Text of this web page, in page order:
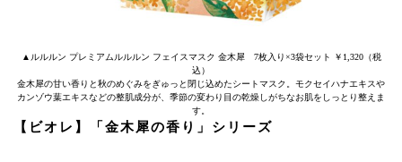
▲ルルルン プレミアムルルルン フェイスマスク 金木犀 7枚入り×3袋セット ￥1,320（税
込）
金木犀の甘い香りと秋のめぐみをぎゅっと閉じ込めたシートマスク。モクセイハナエキスや
カンゾウ葉エキスなどの整肌成分が、季節の変わり目の乾燥しがちなお肌をしっとり整えま
す。
【ビオレ】「金木犀の香り」シリーズ